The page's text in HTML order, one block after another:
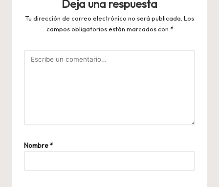
Deja una respuesta
Tu dirección de correo electrónico no será publicada. Los
campos obligatorios están marcados con *
Nombre*